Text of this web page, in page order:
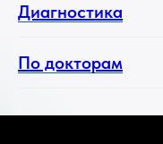
Диагностика
По докторам